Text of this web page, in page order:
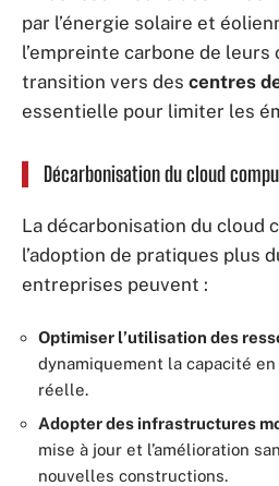
par l’énergie solaire et
l’empreinte carbone de
transition vers des centres
essentielle pour limiter les
Décarbonisation du cloud
La décarbonisation du cloud
l’adoption de pratiques plus
entreprises peuvent :
Optimiser l’utilisation des
dynamiquement la capacité
réelle.
Adopter des infrastructures
mise à jour et l’amélioration
nouvelles constructions.